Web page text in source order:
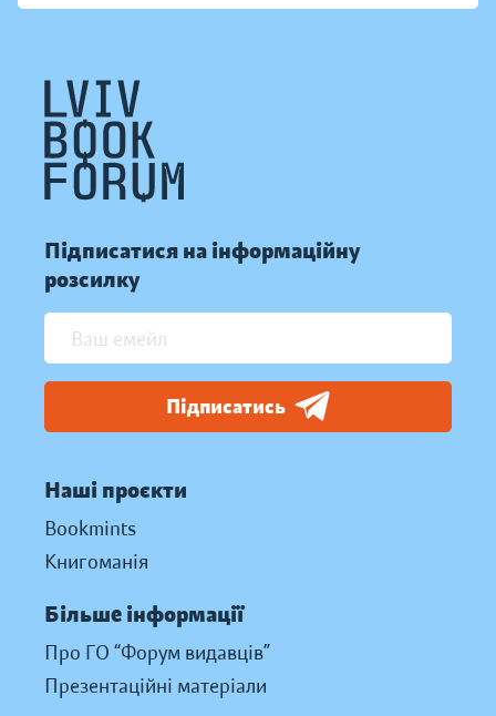
Підписатися на інформаційну
розсилку
Підписатись
Наші проєкти
Bookmints
Книгоманія
Більше інформації
Про ГО “Форум видавців”
Презентаційні матеріали